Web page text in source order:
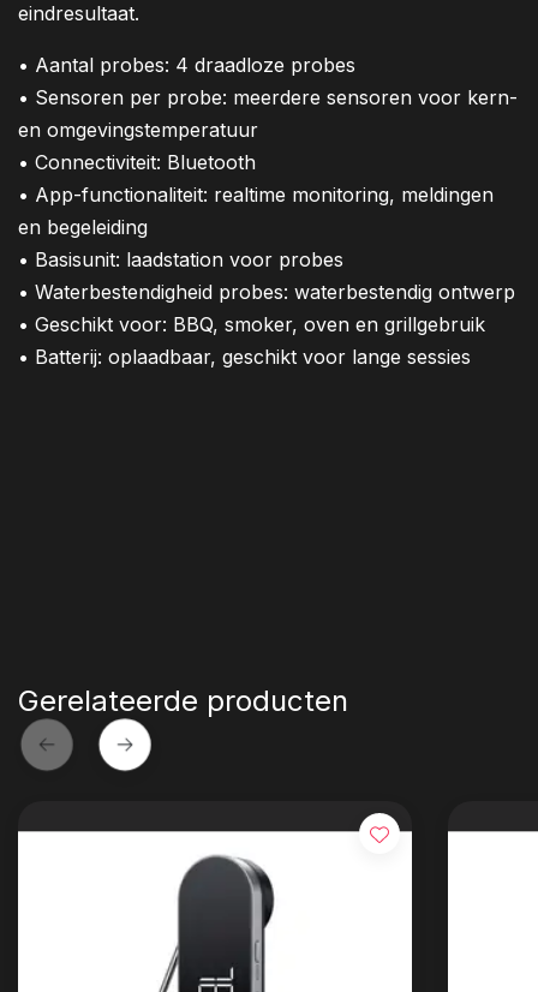
eindresultaat.
• Aantal probes: 4 draadloze probes
• Sensoren per probe: meerdere sensoren voor kern-
en omgevingstemperatuur
• Connectiviteit: Bluetooth
• App-functionaliteit: realtime monitoring, meldingen
en begeleiding
• Basisunit: laadstation voor probes
• Waterbestendigheid probes: waterbestendig ontwerp
• Geschikt voor: BBQ, smoker, oven en grillgebruik
• Batterij: oplaadbaar, geschikt voor lange sessies
Gerelateerde producten